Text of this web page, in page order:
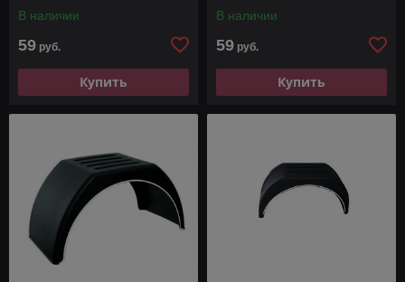
В наличии
59 руб.
Купить
В наличии
59 руб.
Купить